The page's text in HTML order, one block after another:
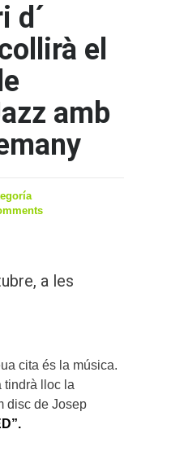
d´
el
amb
a les
cita és la música.
tindrà lloc la
disc de Josep